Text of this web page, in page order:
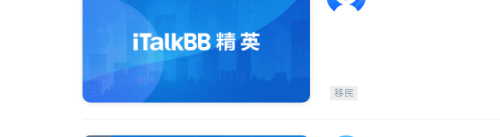
移民